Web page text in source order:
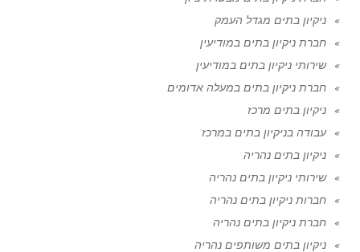
ניקיון בתים מגדל העמק
חברת ניקיון בתים במודיעין
שירותי ניקיון בתים במודיעין
חברת ניקיון בתים במעלה אדומים
ניקיון בתים מרכז
עבודה בניקיון בתים במרכז
ניקיון בתים נהריה
שירותי ניקיון בתים נהריה
חברות ניקיון בתים נהריה
חברת ניקיון בתים נהריה
ניקיון בתים משותפים נהריה